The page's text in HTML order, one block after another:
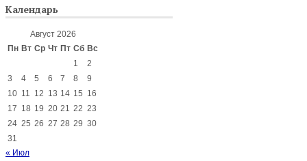
Календарь
Август 2026
Пн Вт Ср Чт Пт Сб Вс
1
2
3
4 5 6 7 8
9
10 11 12 13 14 15 16
17 18 19 20 21 22 23
24 25 26 27 28 29 30
31
« Июл